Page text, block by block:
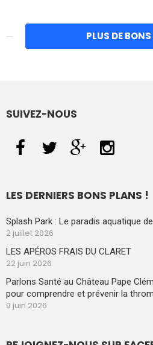
PLUS DE
SUIVEZ-NOUS
LES DERNIERS BONS PLANS !
Splash Park : Le paradis aquatique
2 juillet 2026
LES APÉROS FRAIS DU CLARET
22 juin 2026
Parlons Santé au Château Pape
pour comprendre et prévenir la
9 juin 2026